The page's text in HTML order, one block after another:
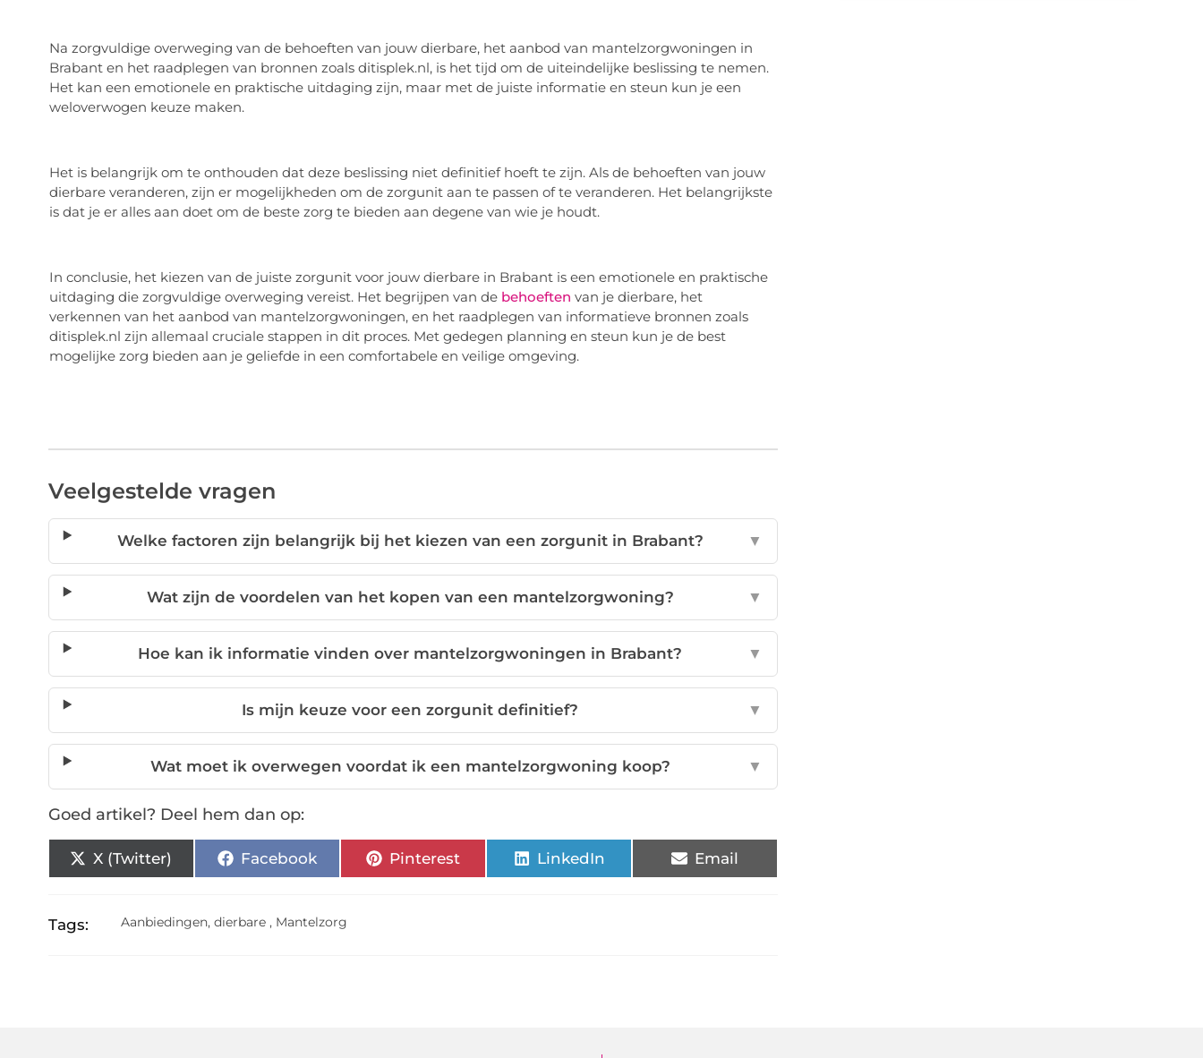
Na zorgvuldige overweging van de behoeften van jouw dierbare, het aanbod van mantelzorgwoningen in
Brabant en het raadplegen van bronnen zoals ditisplek.nl, is het tijd om de uiteindelijke beslissing te nemen.
Het kan een emotionele en praktische uitdaging zijn, maar met de juiste informatie en steun kun je een
weloverwogen keuze maken.
Het is belangrijk om te onthouden dat deze beslissing niet definitief hoeft te zijn. Als de behoeften van jouw
dierbare veranderen, zijn er mogelijkheden om de zorgunit aan te passen of te veranderen. Het belangrijkste
is dat je er alles aan doet om de beste zorg te bieden aan degene van wie je houdt.
In conclusie, het kiezen van de juiste zorgunit voor jouw dierbare in Brabant is een emotionele en praktische
uitdaging die zorgvuldige overweging vereist. Het begrijpen van de behoeften van je dierbare, het
verkennen van het aanbod van mantelzorgwoningen, en het raadplegen van informatieve bronnen zoals
ditisplek.nl zijn allemaal cruciale stappen in dit proces. Met gedegen planning en steun kun je de best
mogelijke zorg bieden aan je geliefde in een comfortabele en veilige omgeving.
Veelgestelde vragen
Welke factoren zijn belangrijk bij het kiezen van een zorgunit in Brabant? ▼
Wat zijn de voordelen van het kopen van een mantelzorgwoning? ▼
Hoe kan ik informatie vinden over mantelzorgwoningen in Brabant? ▼
Is mijn keuze voor een zorgunit definitief? ▼
Wat moet ik overwegen voordat ik een mantelzorgwoning koop? ▼
Goed artikel? Deel hem dan op:
X (Twitter) Facebook Pinterest LinkedIn Email
Tags: Aanbiedingen,dierbare , Mantelzorg